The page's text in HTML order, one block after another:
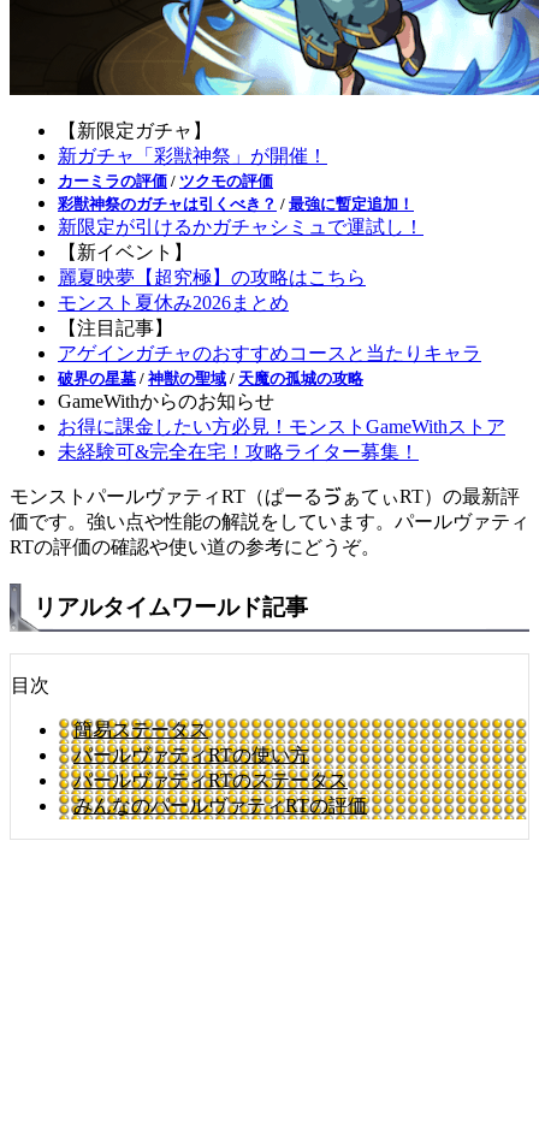
【新限定ガチャ】
新ガチャ「彩獣神祭」が開催！
カーミラの評価 / ツクモの評価
彩獣神祭のガチャは引くべき？ / 最強に暫定追加！
新限定が引けるかガチャシミュで運試し！
【新イベント】
麗夏映夢【超究極】の攻略はこちら
モンスト夏休み2026まとめ
【注目記事】
アゲインガチャのおすすめコースと当たりキャラ
破界の星墓 / 神獣の聖域 / 天魔の孤城の攻略
GameWithからのお知らせ
お得に課金したい方必見！モンストGameWithストア
未経験可&完全在宅！攻略ライター募集！
モンストパールヴァティRT（ぱーるゔぁてぃRT）の最新評
価です。強い点や性能の解説をしています。パールヴァティ
RTの評価の確認や使い道の参考にどうぞ。
リアルタイムワールド記事
目次
簡易ステータス
パールヴァティRTの使い方
パールヴァティRTのステータス
みんなのパールヴァティRTの評価